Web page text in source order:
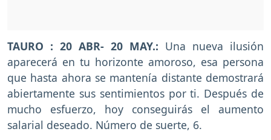
TAURO : 20 ABR- 20 MAY.: Una nueva ilusión
aparecerá en tu horizonte amoroso, esa persona
que hasta ahora se mantenía distante demostrará
abiertamente sus sentimientos por ti. Después de
mucho esfuerzo, hoy conseguirás el aumento
salarial deseado. Número de suerte, 6.